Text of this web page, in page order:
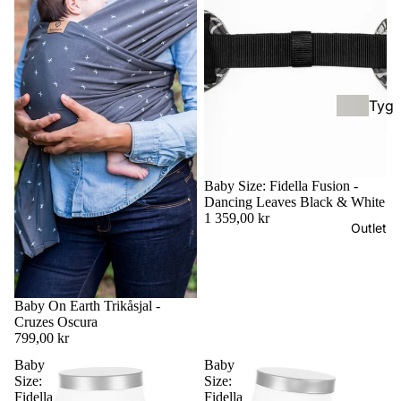
ol
(För
skol
eåld
er)
elar
/
ksel
ar
Tyg
ehör
Outlet
Baby On Earth Trikåsjal -
Cruzes Oscura
799,00 kr
Baby Size: Fidella Fusion -
Dancing Leaves Black & White
1 359,00 kr
Baby
Size:
Fidella
Baby
Size:
Fidella